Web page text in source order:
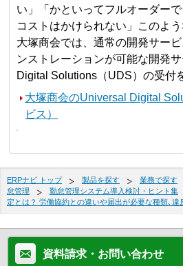
い」「かといってフルオーダー
コストはかけられない」このよう
大塚商会では、通常の開発サー
ンストレーションが可能な開発
Digital Solutions（UDS）の受付
大塚商会のUniversal Digital
ビス）
ERPナビ トップ 製品を探す 業務で探す
怠管理
勤怠管理システム導入検討・ヒント集
定とは？ 労働協約との違いや届出が必要な種類､違
資料請求・お問い合わせ